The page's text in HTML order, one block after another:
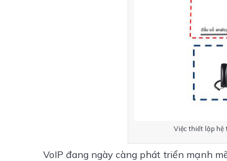
Việc thiết lập hệ
VoIP đang ngày càng phát triển mạnh